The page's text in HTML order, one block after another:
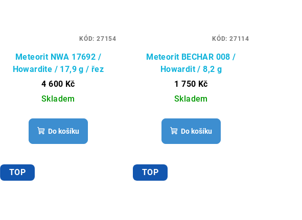
Meteorit NWA 17692 /
Howardite / 17,9 g / řez
4 600 Kč
Skladem
Do košíku
KÓD: 27154
Meteorit BECHAR 008 /
Howardit / 8,2 g
1 750 Kč
Skladem
Do košíku
KÓD: 27114
TOP TOP